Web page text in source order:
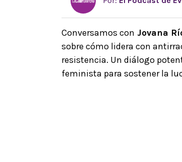
Conversamos con Jovana
sobre cómo lidera con
resistencia. Un diálogo
feminista para sostener la